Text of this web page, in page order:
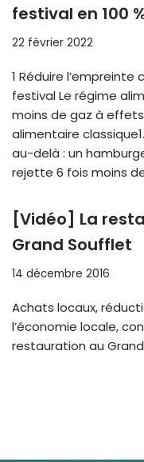
festival en 100
22 février 2022
1 Réduire
festival Le régime
moins de gaz à effets
alimentaire
au-delà : un
rejette 6 fois moins
[Vidéo] La
Grand Soufflet
14 décembre 2016
Achats locaux,
l’économie locale,
restauration au